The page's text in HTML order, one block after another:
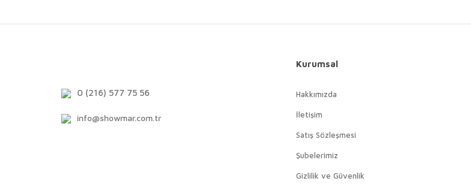
0 (216) 577 75 56
info@showmar.com.tr
Kurumsal
Hakkımızda
İletişim
Satış Sözleşmesi
Şubelerimiz
Gizlilik ve Güvenlik